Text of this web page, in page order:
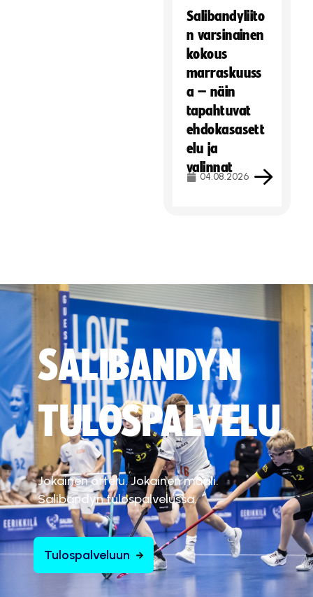
Salibandyliito
n varsinainen
kokous
marraskuuss
a – näin
tapahtuvat
ehdokasasett
elu ja
valinnat
04.08.2026
SALIBANDYN
TULOSPALVELU
Jokainen ottelu. Jokainen maali.
Salibandyn tulospalvelussa.
Tulospalveluun